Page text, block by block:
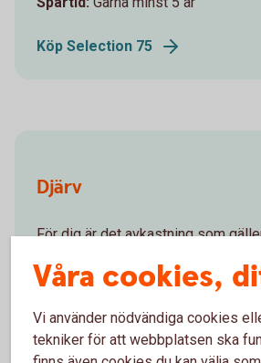
Köp Selection 75
Djärv
För dig är det avkastning som
för möjligheten att se värdet gå upp.
Risknivå:Medel
Spartid:Gärna minst 5 år
Våra cookies,
Vi använder nödvändiga cookies
tekniker för att webbplatsen ska